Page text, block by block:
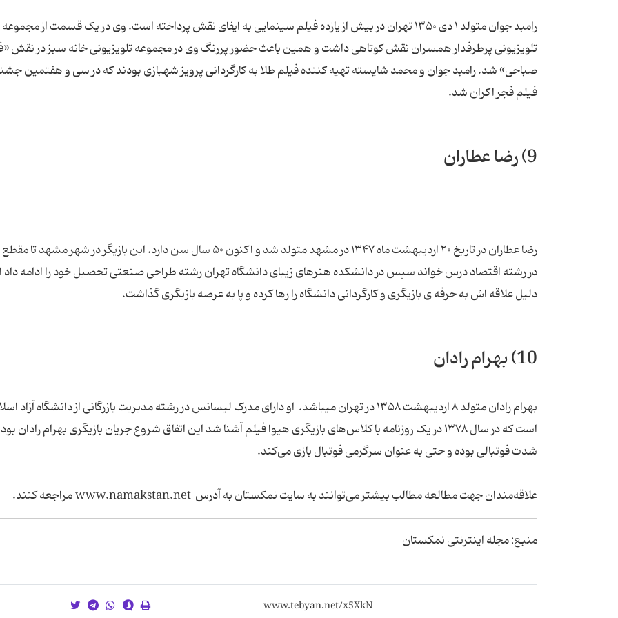
رامبد جوان متولد ۱ دی ۱۳۵۰ تهران در بیش از یازده فیلم سینمایی به ایفای نقش پرداخته‌ است. وی در یک قسمت از مجموعه
تلویزیونی پرطرفدار همسران نقش کوتاهی داشت و همین باعث حضور پررنگ وی در مجموعه تلویزیونی خانه سبز در نقش
صباحی» شد. رامبد جوان و محمد شایسته تهیه کننده فیلم طلا به کارگردانی پرویز شهبازی بودند که در سی و هفتمین
فیلم فجر اکران شد.
9) رضا عطاران
رضا عطاران در تاریخ ۲۰ اردیبهشت ماه ۱۳۴۷ در مشهد متولد شد و اکنون ۵۰ سال سن دارد. این بازیگر در شهر
در رشته اقتصاد درس خواند سپس در دانشکده هنرهای زیبای دانشگاه تهران رشته طراحی صنعتی تحصیل خود را ادامه داد
دلیل علاقه اش به حرفه ی بازیگری و کارگردانی دانشگاه را رها کرده و پا به عرصه بازیگری گذاشت.
10) بهرام رادان
بهرام رادان متولد ۸ اردیبهشت ۱۳۵۸ در تهران میباشد. او دارای مدرک لیسانس در رشته مدیریت بازرگانی از دانشگاه آزاد
است که در سال ۱۳۷۸ در یک روزنامه با کلاس‌های بازیگری هیوا فیلم آشنا شد این اتفاق شروع جریان بازیگری بهرام رادان
شدت فوتبالی بوده و حتی به عنوان سرگرمی فوتبال بازی می‌کند.
علاقه‌مندان جهت مطالعه مطالب بیشتر می‌توانند به سایت نمکستان به آدرس www.namakstan.net مراجعه کنند.
منبع: مجله اینترنتی نمکستان